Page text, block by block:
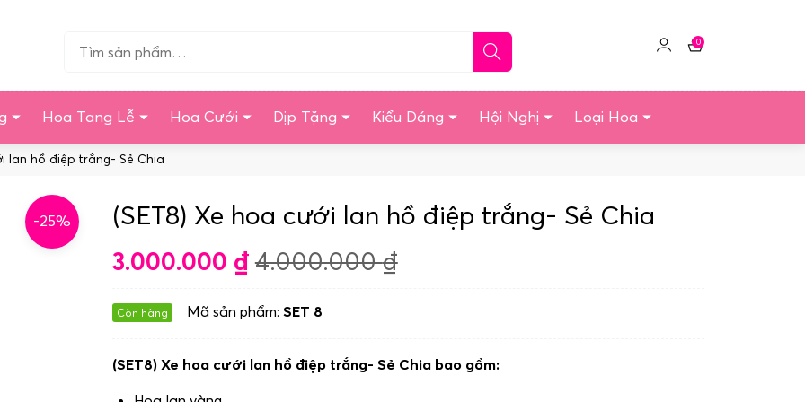
Tìm…
Click
tài
0
Giỏ
Hoa Tang Lễ Hoa Cưới Dịp Tặng Kiểu Dáng Hội Nghị Loại Hoa
lan hồ điệp trắng- Sẻ Chia
-25% (SET8) Xe hoa cưới lan hồ điệp trắng- Sẻ Chia
3.000.000 ₫ 4.000.000₫
Còn hàng Mã sản phẩm: SET 8
(SET8) Xe hoa cưới lan hồ điệp trắng- Sẻ Chia bao gồm: